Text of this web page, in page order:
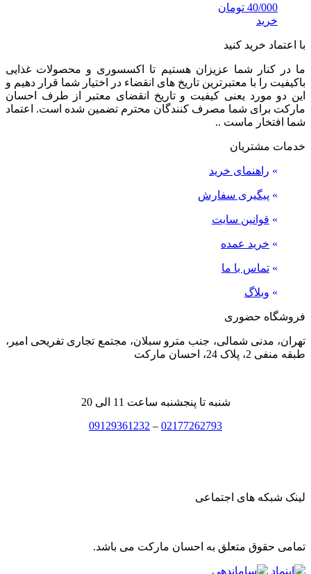
40/000 تومان
خرید
با اعتماد خرید کنید
ما در کنار شما عزیزان هستیم تا اکسسوری و محصولات غذایی
باکیفیت را با معتبرترین تاریخ های انقضاء در اختیار شما قرار دهیم و
این دو مورد یعنی کیفیت و تاریخ انقضای معتبر از طرف احسان
مارکت برای شما مصرف کنندگان محترم تضمین شده است. اعتماد
شما افتخار ماست ..
خدمات مشتریان
» راهنمای خرید
» پیگیری سفارش
» قوانین سایت
» خرید عمده
» تماس با ما
» وبلاگ
فروشگاه حضوری
تهران، مدنی شمالی، جنب مترو سبلان، مجتمع تجاری تفریحی امیر،
طبقه منفی 2، پلاک 24، احسان مارکت
شنبه تا پنجشنبه ساعت 11 الی 20
02177262793
–
09129361232
لینک شبکه های اجتماعی
تمامی حقوق متعلق به احسان مارکت می باشد.